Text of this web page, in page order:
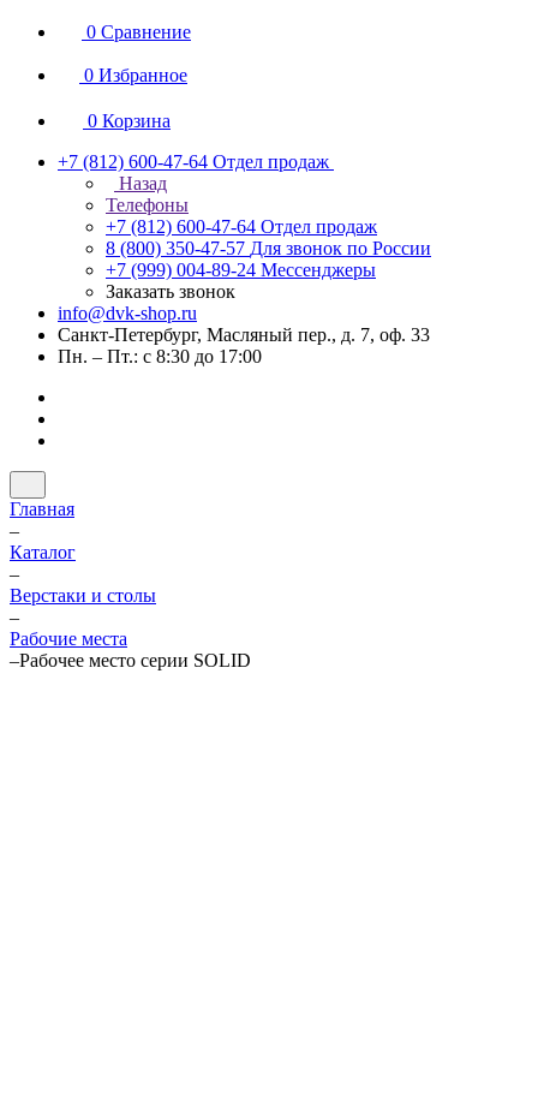
0 Сравнение
0 Избранное
0 Корзина
+7 (812) 600-47-64 Отдел продаж
Назад
Телефоны
+7 (812) 600-47-64 Отдел продаж
8 (800) 350-47-57 Для звонок по России
+7 (999) 004-89-24 Мессенджеры
Заказать звонок
info@dvk-shop.ru
Санкт-Петербург, Масляный пер., д. 7, оф. 33
Пн. – Пт.: с 8:30 до 17:00
Главная
–
Каталог
–
Верстаки и столы
–
Рабочие места
–Рабочее место серии SOLID